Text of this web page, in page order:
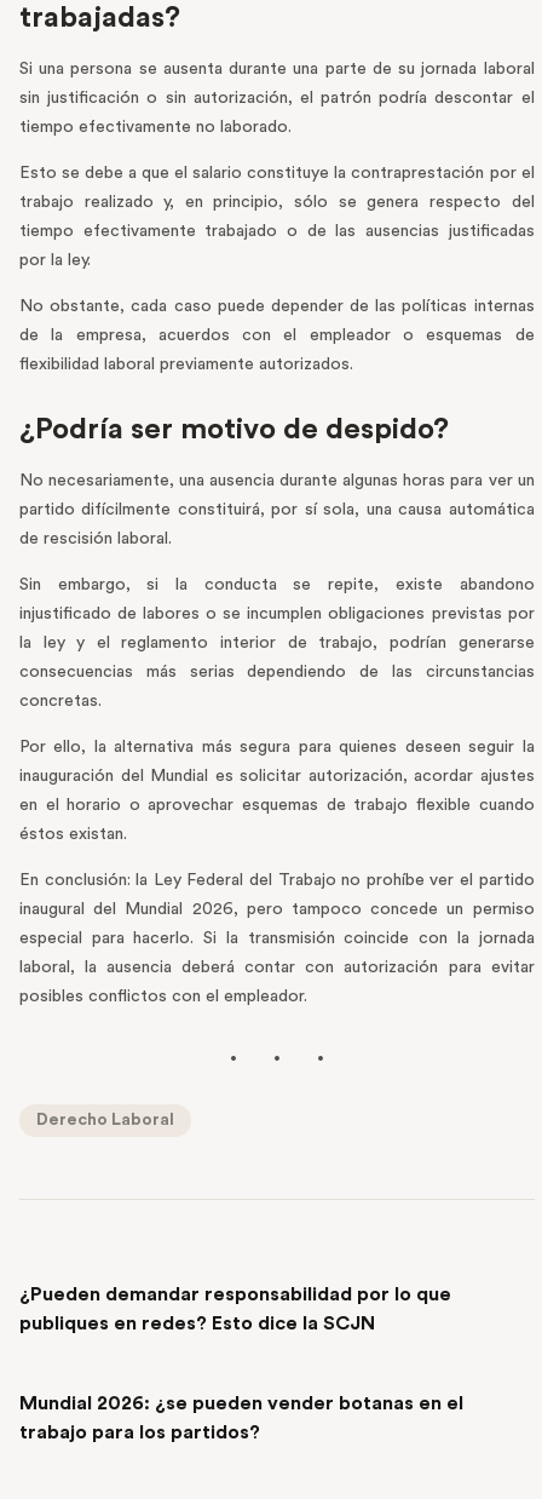
trabajadas?
Si una persona se ausenta durante una parte de su jornada laboral
sin justificación o sin autorización, el patrón podría descontar el
tiempo efectivamente no laborado.
Esto se debe a que el salario constituye la contraprestación por el
trabajo realizado y, en principio, sólo se genera respecto del
tiempo efectivamente trabajado o de las ausencias justificadas
por la ley.
No obstante, cada caso puede depender de las políticas internas
de la empresa, acuerdos con el empleador o esquemas de
flexibilidad laboral previamente autorizados.
¿Podría ser motivo de despido?
No necesariamente, una ausencia durante algunas horas para ver un
partido difícilmente constituirá, por sí sola, una causa automática
de rescisión laboral.
Sin embargo, si la conducta se repite, existe abandono
injustificado de labores o se incumplen obligaciones previstas por
la ley y el reglamento interior de trabajo, podrían generarse
consecuencias más serias dependiendo de las circunstancias
concretas.
Por ello, la alternativa más segura para quienes deseen seguir la
inauguración del Mundial es solicitar autorización, acordar ajustes
en el horario o aprovechar esquemas de trabajo flexible cuando
éstos existan.
En conclusión: la Ley Federal del Trabajo no prohíbe ver el partido
inaugural del Mundial 2026, pero tampoco concede un permiso
especial para hacerlo. Si la transmisión coincide con la jornada
laboral, la ausencia deberá contar con autorización para evitar
posibles conflictos con el empleador.
Derecho Laboral
¿Pueden demandar responsabilidad por lo que
publiques en redes? Esto dice la SCJN
Mundial 2026: ¿se pueden vender botanas en el
trabajo para los partidos?